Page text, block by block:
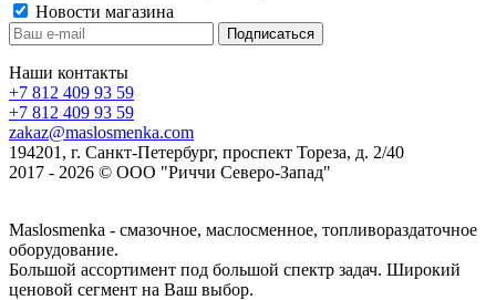
Новости магазина
Наши контакты
+7 812 409 93 59
+7 812 409 93 59
zakaz@maslosmenka.com
194201, г. Санкт-Петербург, проспект Тореза, д. 2/40
2017 - 2026 © ООО "Риччи Северо-Запад"
Maslosmenka - смазочное, маслосменное, топливораздаточное
оборудование.
Большой ассортимент под большой спектр задач. Широкий
ценовой сегмент на Ваш выбор.